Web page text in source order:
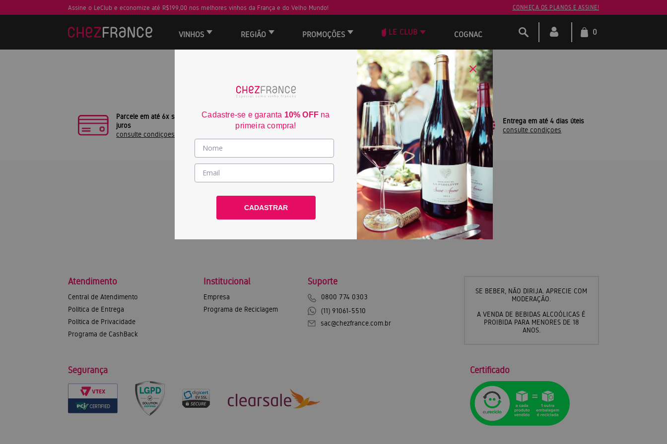
Assine o LeClub e economize até R$199,00 nos melhores vinhos da França e do Velho Mundo! CONHEÇA OS PLANOS E ASSINE!
VINHOS REGIÃO PROMOÇÕES LE CLUB COGNAC 0
Parcele em até 6x sem
juros
consulte condiçoes
Frete Grátis acima de
R$350
3% de desconto no boleto
consulte condiçoes
Entrega em até 4 dias úteis
consulte condiçoes
ACOMPANHE A CHEZ FRANCE
Atendimento
Central de Atendimento
Política de Entrega
Política de Privacidade
Programa de CashBack
Institucional
Empresa
Programa de Reciclagem
Suporte
0800 774 0303
(11) 91061-5510
sac@chezfrance.com.br
SE BEBER, NÃO DIRIJA. APRECIE COM
MODERAÇÃO.
A VENDA DE BEBIDAS ALCOÓLICAS É
PROIBIDA PARA MENORES DE 18
ANOS.
Segurança Certificado
Cadastre-se e garanta 10% OFF na
primeira compra!
CADASTRAR